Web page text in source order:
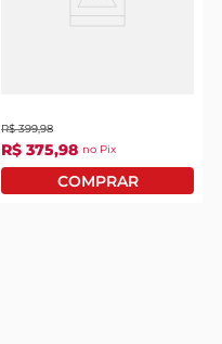
R$ 399,98
R$ 375,98 no Pix